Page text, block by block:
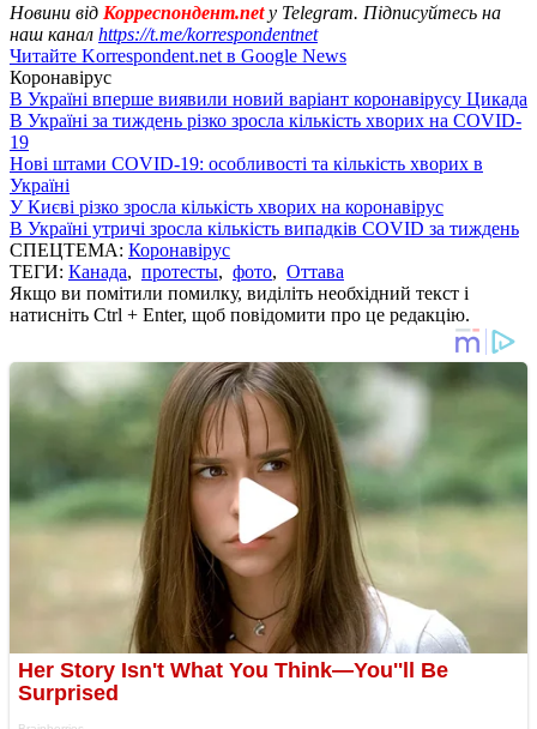
Новини від Корреспондент.netу Telegram. Підписуйтесь на
наш канал https://t.me/korrespondentnet
Читайте Korrespondent.net в Google News
Коронавірус
В Україні вперше виявили новий варіант коронавірусу Цикада
В Україні за тиждень різко зросла кількість хворих на COVID-
19
Нові штами COVID-19: особливості та кількість хворих в
Україні
У Києві різко зросла кількість хворих на коронавірус
В Україні утричі зросла кількість випадків COVID за тиждень
СПЕЦТЕМА: Коронавірус
ТЕГИ: Канада, протесты, фото, Оттава
Якщо ви помітили помилку, виділіть необхідний текст і
натисніть Ctrl + Enter, щоб повідомити про це редакцію.